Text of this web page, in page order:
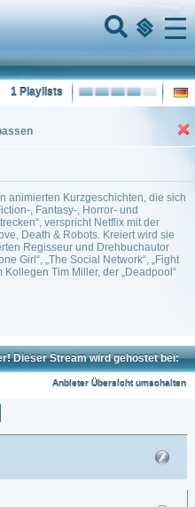
Menu
1 Playlists
animierten Kurzgeschichten, die sich
, Fantasy-, Horror- und
verspricht Netflix mit der
Death & Robots. Kreiert wird sie
Regisseur und Drehbuchautor
Girl“, „The Social Network“, „Fight
Kollegen Tim Miller, der „Deadpool“
Dieser Stream wird gehostet bei:
Anbieter Übersicht umschalten